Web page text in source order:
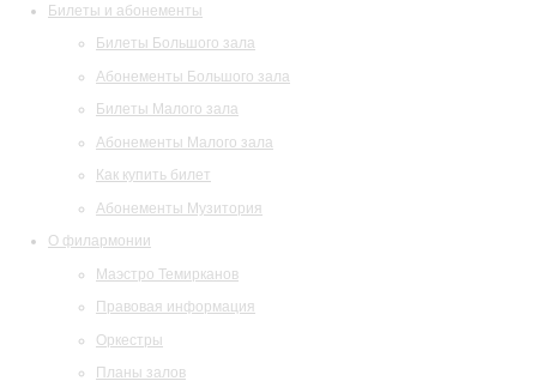
Билеты и абонементы
Билеты Большого зала
Абонементы Большого зала
Билеты Малого зала
Абонементы Малого зала
Как купить билет
Абонементы Музитория
О филармонии
Маэстро Темирканов
Правовая информация
Оркестры
Планы залов